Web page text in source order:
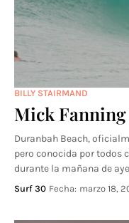
BILLY STAIRMAND
Mick
Duranbah Beach,
pero conocida por todos
durante la mañana de
Surf 30 Fecha: marzo 18,